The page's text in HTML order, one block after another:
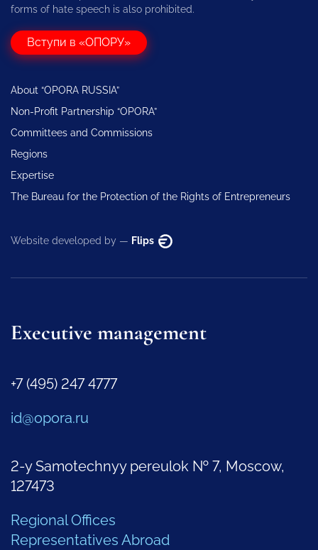
forms of hate speech is also prohibited.
Вступи в «ОПОРУ»
About “OPORA RUSSIA”
Non-Profit Partnership “OPORA”
Committees and Commissions
Regions
Expertise
The Bureau for the Protection of the Rights of Entrepreneurs
Website developed by — Flips
Executive management
+7 (495) 247 4777
id@opora.ru
2-y Samotechnyy pereulok № 7, Moscow,
127473
Regional Offices
Representatives Abroad